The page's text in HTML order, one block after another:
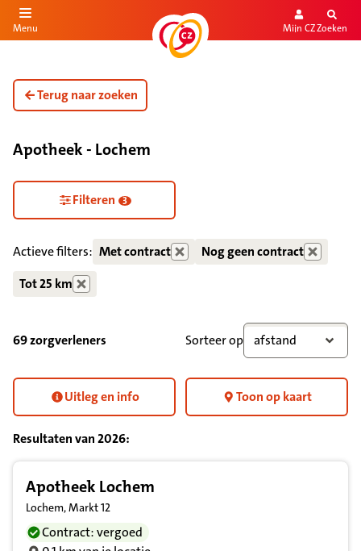
de inhoud
Menu Mijn CZZoeken
Terug naar zoeken
Apotheek - Lochem
Zorgdiensten verborgen
Filteren 3
Actieve filters: Met contract
Nog geen contract
Tot 25 km
69 zorgverleners Sorteer op afstand
Uitleg en info Toon op kaart
Resultaten van2026:
Apotheek Lochem
Lochem, Markt 12
Contract: vergoed